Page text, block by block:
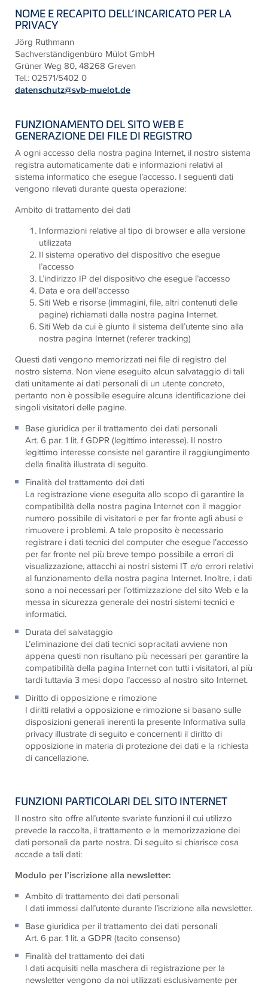
NOME E RECAPITO DELL’INCARICATO PER LA
PRIVACY
Jörg Ruthmann
Sachverständigenbüro Mülot GmbH
Grüner Weg 80, 48268 Greven
Tel.: 02571/5402 0
datenschutz@svb-muelot.de
FUNZIONAMENTO DEL SITO WEB E
GENERAZIONE DEI FILE DI REGISTRO
A ogni accesso della nostra pagina Internet, il nostro sistema
registra automaticamente dati e informazioni relativi al
sistema informatico che esegue l’accesso. I seguenti dati
vengono rilevati durante questa operazione:
Ambito di trattamento dei dati
Informazioni relative al tipo di browser e alla versione
utilizzata
Il sistema operativo del dispositivo che esegue
l’accesso
L’indirizzo IP del dispositivo che esegue l’accesso
Data e ora dell’accesso
Siti Web e risorse (immagini, file, altri contenuti delle
pagine) richiamati dalla nostra pagina Internet.
Siti Web da cui è giunto il sistema dell’utente sino alla
nostra pagina Internet (referer tracking)
Questi dati vengono memorizzati nei file di registro del
nostro sistema. Non viene eseguito alcun salvataggio di tali
dati unitamente ai dati personali di un utente concreto,
pertanto non è possibile eseguire alcuna identificazione dei
singoli visitatori delle pagine.
Base giuridica per il trattamento dei dati personali
Art. 6 par. 1 lit. f GDPR (legittimo interesse). Il nostro
legittimo interesse consiste nel garantire il raggiungimento
della finalità illustrata di seguito.
Finalità del trattamento dei dati
La registrazione viene eseguita allo scopo di garantire la
compatibilità della nostra pagina Internet con il maggior
numero possibile di visitatori e per far fronte agli abusi e
rimuovere i problemi. A tale proposito è necessario
registrare i dati tecnici del computer che esegue l’accesso
per far fronte nel più breve tempo possibile a errori di
visualizzazione, attacchi ai nostri sistemi IT e/o errori relativi
al funzionamento della nostra pagina Internet. Inoltre, i dati
sono a noi necessari per l’ottimizzazione del sito Web e la
messa in sicurezza generale dei nostri sistemi tecnici e
informatici.
Durata del salvataggio
L’eliminazione dei dati tecnici sopracitati avviene non
appena questi non risultano più necessari per garantire la
compatibilità della pagina Internet con tutti i visitatori, al più
tardi tuttavia 3 mesi dopo l’accesso al nostro sito Internet.
Diritto di opposizione e rimozione
I diritti relativi a opposizione e rimozione si basano sulle
disposizioni generali inerenti la presente Informativa sulla
privacy illustrate di seguito e concernenti il diritto di
opposizione in materia di protezione dei dati e la richiesta
di cancellazione.
FUNZIONI PARTICOLARI DEL SITO INTERNET
Il nostro sito offre all’utente svariate funzioni il cui utilizzo
prevede la raccolta, il trattamento e la memorizzazione dei
dati personali da parte nostra. Di seguito si chiarisce cosa
accade a tali dati:
Modulo per l’iscrizione alla newsletter:
Ambito di trattamento dei dati personali
I dati immessi dall’utente durante l’iscrizione alla newsletter.
Base giuridica per il trattamento dei dati personali
Art. 6 par. 1 lit. a GDPR (tacito consenso)
Finalità del trattamento dei dati
I dati acquisiti nella maschera di registrazione per la
newsletter vengono da noi utilizzati esclusivamente per